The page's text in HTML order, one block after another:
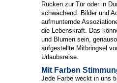
Rücken zur Tür oder in
schwächend. Bilder und
aufmunternde
die Lebenskraft. Das
und Blumen sein,
aufgestellte Mitbringsel
Urlaubsreise.
Mit Farben
Jede Farbe weckt in uns